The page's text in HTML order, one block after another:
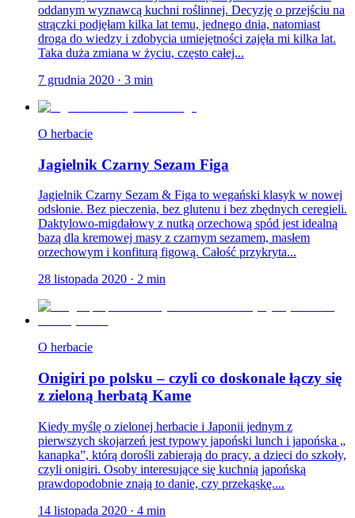
oddanym wyznawcą kuchni roślinnej. Decyzję o przejściu na
strączki podjęłam kilka lat temu, jednego dnia, natomiast
droga do wiedzy i zdobycia umiejętności zajęła mi kilka lat.
Taka duża zmiana w życiu, często całej...
7 grudnia 2020 · 3 min
O herbacie
Jagielnik Czarny Sezam Figa
Jagielnik Czarny Sezam & Figa to wegański klasyk w nowej
odsłonie. Bez pieczenia, bez glutenu i bez zbędnych ceregieli.
Daktylowo-migdałowy z nutką orzechową spód jest idealną
bazą dla kremowej masy z czarnym sezamem, masłem
orzechowym i konfiturą figową. Całość przykryta...
28 listopada 2020 · 2 min
O herbacie
Onigiri po polsku – czyli co doskonale łączy się
z zieloną herbatą Kame
Kiedy myślę o zielonej herbacie i Japonii jednym z
pierwszych skojarzeń jest typowy japoński lunch i japońska „
kanapka”, którą dorośli zabierają do pracy, a dzieci do szkoły,
czyli onigiri. Osoby interesujące się kuchnią japońską
prawdopodobnie znają to danie, czy przekąskę....
14 listopada 2020 · 4 min